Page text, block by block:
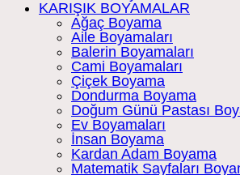
KARIŞIK BOYAMALAR
Ağaç Boyama
Aile Boyamaları
Balerin Boyamaları
Cami Boyamaları
Çiçek Boyama
Dondurma Boyama
Doğum Günü Pastası
Ev Boyamaları
İnsan Boyama
Kardan Adam Boyama
Matematik Sayfaları